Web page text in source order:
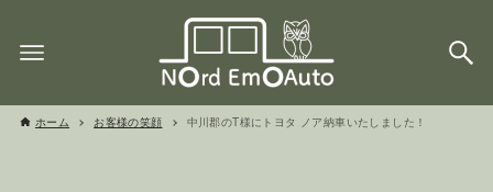
ホーム お客様の笑顔 中川郡のT様にトヨタ ノア納車いたしました！